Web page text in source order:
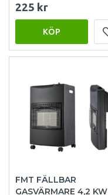
225 kr
KÖP
FMT FÄLLBAR
GASVÄRMARE 4,2 KW